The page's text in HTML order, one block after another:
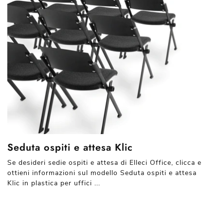
Seduta ospiti e attesa Klic
Se desideri sedie ospiti e attesa di Elleci Office, clicca e
ottieni informazioni sul modello Seduta ospiti e attesa
Klic in plastica per uffici ...